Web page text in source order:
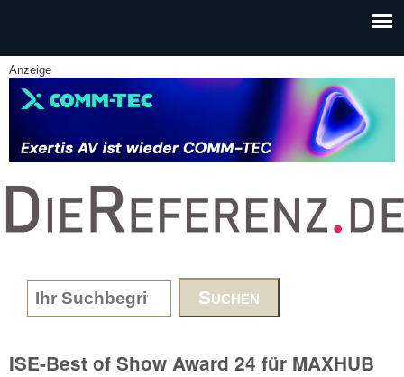
Anzeige
www.DieReferenz.de
Search form
ISE-Best of Show Award 24 für MAXHUB